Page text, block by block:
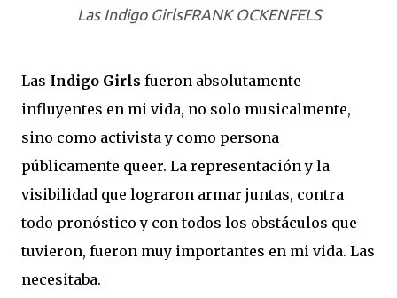
Las Indigo GirlsFRANK OCKENFELS
Las Indigo Girls fueron absolutamente
influyentes en mi vida, no solo musicalmente,
sino como activista y como persona
públicamente queer. La representación y la
visibilidad que lograron armar juntas, contra
todo pronóstico y con todos los obstáculos que
tuvieron, fueron muy importantes en mi vida. Las
necesitaba.